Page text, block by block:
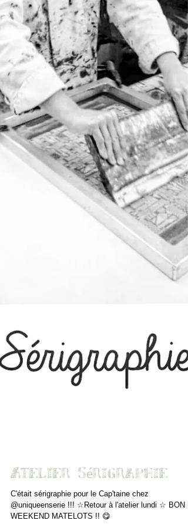
Atelier Sérigraphie
C'était sérigraphie pour le Cap'taine chez